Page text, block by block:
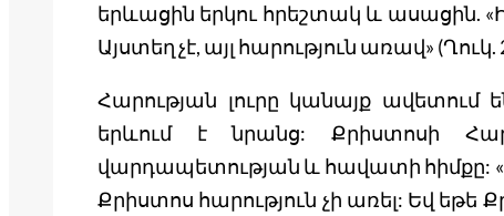
երևացին երկու հրեշտակ և ասացին.
Այստեղ չէ, այլ հարություն առավ» (Ղուկ.
Հարության լուրը կանայք ավետում
երևում է նրանց: Քրիստոսի
վարդապետության և հավատի հիմքը:
Քրիստոս հարություն չի առել: Եվ եթե